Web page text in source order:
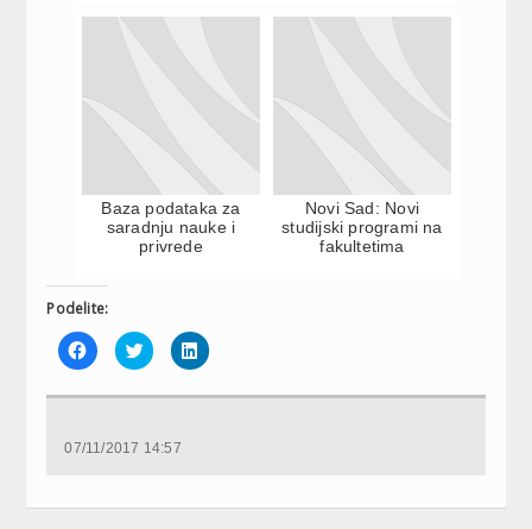
Baza podataka za
saradnju nauke i
privrede
Novi Sad: Novi
studijski programi na
fakultetima
Podelite:
Click
to
share
Facebook
new
Click
to
share
Twitter
new
Click
to
LinkedIn
07/11/2017 14:57